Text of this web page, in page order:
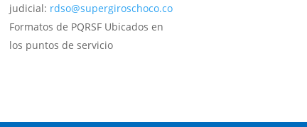
judicial: rdso@supergiroschoco.co
Formatos de PQRSF Ubicados en
los puntos de servicio